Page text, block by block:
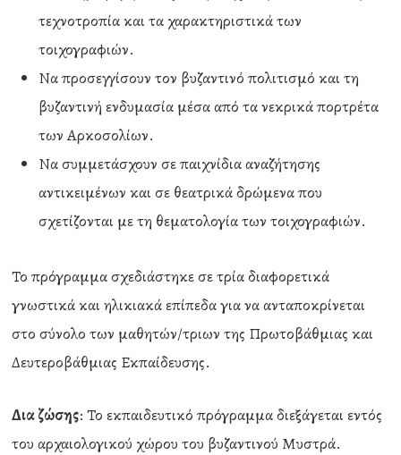
τεχνοτροπία και τα χαρακτηριστικά των
τοιχογραφιών.
Να προσεγγίσουν τον βυζαντινό πολιτισμό και τη
βυζαντινή ενδυμασία μέσα από τα νεκρικά πορτρέτα
των Αρκοσολίων.
Να συμμετάσχουν σε παιχνίδια αναζήτησης
αντικειμένων και σε θεατρικά δρώμενα που
σχετίζονται με τη θεματολογία των τοιχογραφιών.
Το πρόγραμμα σχεδιάστηκε σε τρία διαφορετικά
γνωστικά και ηλικιακά επίπεδα για να ανταποκρίνεται
στο σύνολο των μαθητών/τριων της Πρωτοβάθμιας και
Δευτεροβάθμιας Εκπαίδευσης.
Δια ζώσης: Το εκπαιδευτικό πρόγραμμα διεξάγεται εντός
του αρχαιολογικού χώρου του βυζαντινού Μυστρά.